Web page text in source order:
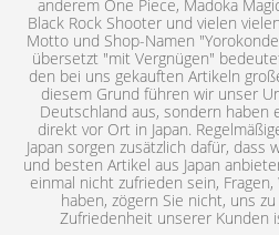
anderem One Piece, Madoka
Black Rock Shooter und vielen
Motto und Shop-Namen
übersetzt "mit Vergnügen"
den bei uns gekauften Artikeln
diesem Grund führen wir unser
Deutschland aus, sondern haben
direkt vor Ort in Japan.
Japan sorgen zusätzlich dafür,
und besten Artikel aus Japan
einmal nicht zufrieden sein,
haben, zögern Sie nicht, uns
Zufriedenheit unserer Kunden